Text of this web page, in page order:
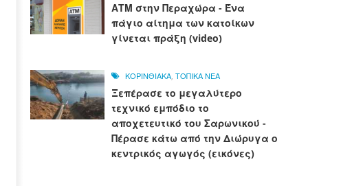
ΑΤΜ στην Περαχώρα - Ένα
πάγιο αίτημα των κατοίκων
γίνεται πράξη (video)
ΚΟΡΙΝΘΙΑΚΑ, ΤΟΠΙΚΑ ΝΕΑ
Ξεπέρασε το μεγαλύτερο
τεχνικό εμπόδιο το
αποχετευτικό του Σαρωνικού -
Πέρασε κάτω από την Διώρυγα ο
κεντρικός αγωγός (εικόνες)